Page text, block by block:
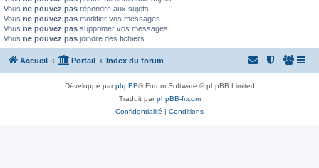
Vous ne pouvez pas répondre aux sujets
Vous ne pouvez pas modifier vos messages
Vous ne pouvez pas supprimer vos messages
Vous ne pouvez pas joindre des fichiers
Accueil Portail Index du forum
Développé parphpBB® Forum Software © phpBB Limited
Traduit parphpBB-fr.com
Confidentialité | Conditions